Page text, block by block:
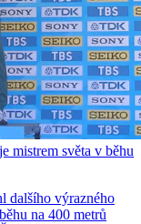
mistrem světa v běhu
dalšího výrazného
na 400 metrů